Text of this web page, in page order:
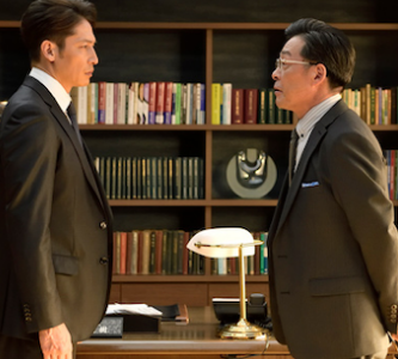
拠品
にとっての正義
に自殺を強要した人物
あらすじ・ネタバレ感想まとめ